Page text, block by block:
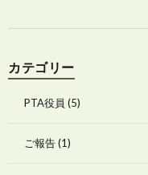
カテゴリー
PTA役員 (5)
ご報告(1)